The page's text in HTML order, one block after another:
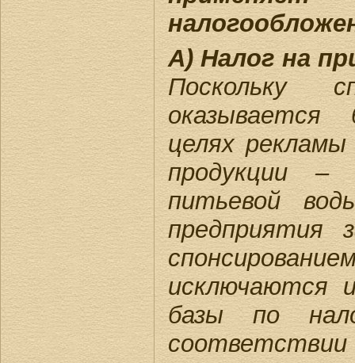
А) Налог на
Поскольку
оказывается
целях
продукции –
питьевой
предприятия
исключаются
базы по